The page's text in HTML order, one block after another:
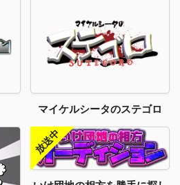
マイケルシータのステゴロ